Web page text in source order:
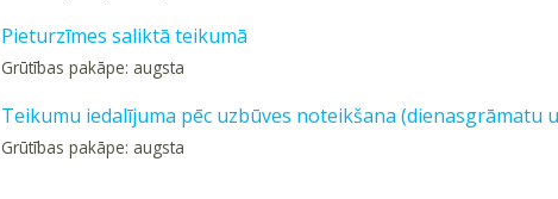
Pieturzīmes saliktā teikumā
Grūtības pakāpe: augsta
Teikumu iedalījuma pēc uzbūves noteikšana (dienasgrāmatu
Grūtības pakāpe: augsta